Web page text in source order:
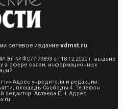
сетевое издание vdmst.ru
Эл № ФС77-79893 от 18.12.2020 г. выдано
в сфере связи, информационных
Адрес учредителя и редакции:
площадь Свободы 4. Телефон
редактор: Автаева Е.Н. Адрес